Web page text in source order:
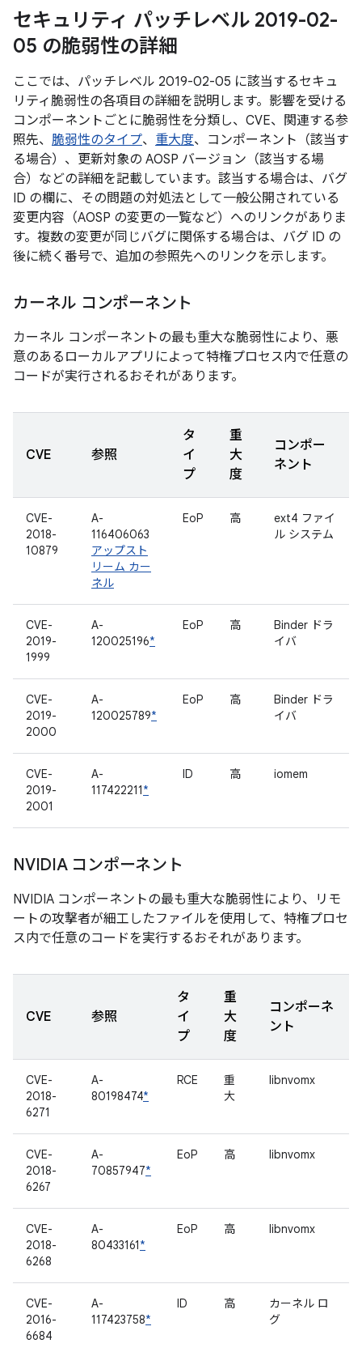
セキュリティ パッチレベル 2019-02-
05 の脆弱性の詳細
ここでは、パッチレベル 2019-02-05 に該当するセキュ
リティ脆弱性の各項目の詳細を説明します。影響を受ける
コンポーネントごとに脆弱性を分類し、CVE、関連する参
照先、 脆弱性のタイプ、 重大度、コンポーネント（該当す
る場合）、更新対象の AOSP バージョン（該当する場
合）などの詳細を記載しています。該当する場合は、バグ
ID の欄に、その問題の対処法として一般公開されている
変更内容（AOSP の変更の一覧など）へのリンクがありま
す。複数の変更が同じバグに関係する場合は、バグ ID の
後に続く番号で、追加の参照先へのリンクを示します。
カーネル コンポーネント
カーネル コンポーネントの最も重大な脆弱性により、悪
意のあるローカルアプリによって特権プロセス内で任意の
コードが実行されるおそれがあります。
CVE 参照
タ
イ
プ
重
大
度
コンポー
ネント
CVE-
2018-
10879
A-
116406063
アップスト
リーム カー
ネル
EoP 高
ext4 ファイ
ル システム
CVE-
2019-
1999
A-
120025196*
EoP 高
Binder ドラ
イバ
CVE-
2019-
2000
A-
120025789*
EoP 高
Binder ドラ
イバ
CVE-
2019-
2001
A-
117422211*
ID 高 iomem
NVIDIA コンポーネント
NVIDIA コンポーネントの最も重大な脆弱性により、リモ
ートの攻撃者が細工したファイルを使用して、特権プロセ
ス内で任意のコードを実行するおそれがあります。
CVE 参照
タ
イ
プ
重
大
度
コンポーネ
ント
CVE-
2018-
6271
A-
80198474*
RCE
重
大
libnvomx
CVE-
2018-
6267
A-
70857947*
EoP 高 libnvomx
CVE-
2018-
6268
A-
80433161*
EoP 高 libnvomx
CVE-
2016-
6684
A-
117423758*
ID 高
カーネル ロ
グ